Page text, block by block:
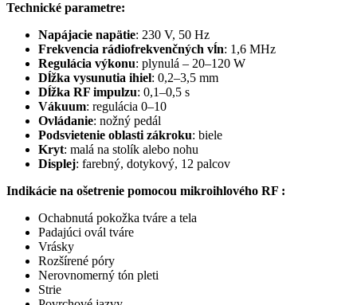
Technické parametre:
Napájacie napätie: 230 V, 50 Hz
Frekvencia rádiofrekvenčných vĺn: 1,6 MHz
Regulácia výkonu: plynulá – 20–120 W
Dĺžka vysunutia ihiel: 0,2–3,5 mm
Dĺžka RF impulzu: 0,1–0,5 s
Vákuum: regulácia 0–10
Ovládanie: nožný pedál
Podsvietenie oblasti zákroku: biele
Kryt: malá na stolík alebo nohu
Displej: farebný, dotykový, 12 palcov
Indikácie na ošetrenie pomocou mikroihlového RF :
Ochabnutá pokožka tváre a tela
Padajúci ovál tváre
Vrásky
Rozšírené póry
Nerovnomerný tón pleti
Strie